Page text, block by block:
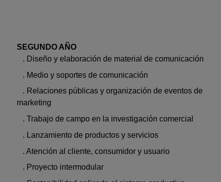
SEGUNDO AÑO
. Diseño y elaboración de material de comunicación
. Medio y soportes de comunicación
. Relaciones públicas y organización de eventos de
marketing
. Trabajo de campo en la investigación comercial
. Lanzamiento de productos y servicios
. Atención al cliente, consumidor y usuario
. Proyecto intermodular